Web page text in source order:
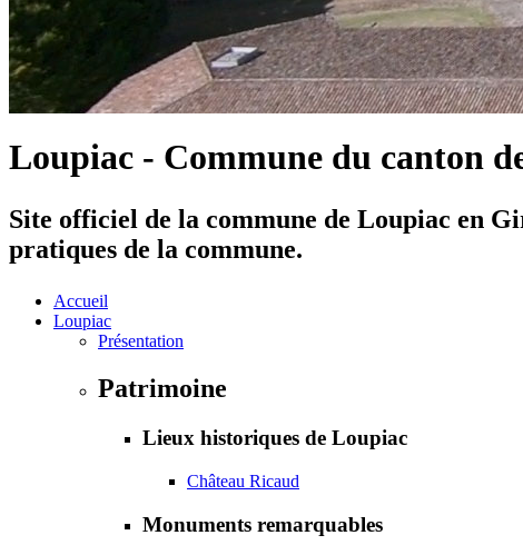
Loupiac - Commune du canton
Site officiel de la commune de Loupiac en
pratiques de la commune.
Accueil
Loupiac
Présentation
Patrimoine
Lieux historiques de Loupiac
Château Ricaud
Monuments remarquables